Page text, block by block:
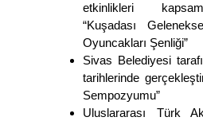
etkinlikleri
“Kuşadası
Oyuncakları Şenliği”
Sivas Belediyesi
tarihlerinde
Sempozyumu”
Uluslararası Türk